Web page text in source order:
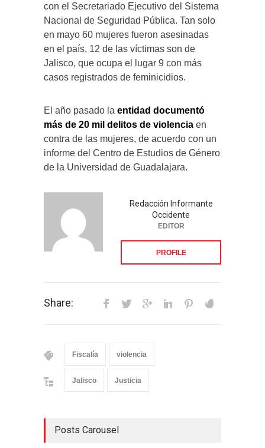
con el Secretariado Ejecutivo del Sistema
Nacional de Seguridad Pública. Tan solo
en mayo 60 mujeres fueron asesinadas
en el país, 12 de las víctimas son de
Jalisco, que ocupa el lugar 9 con más
casos registrados de feminicidios.
El año pasado la entidad documentó
más de 20 mil delitos de violencia en
contra de las mujeres, de acuerdo con un
informe del Centro de Estudios de Género
de la Universidad de Guadalajara.
Redacción Informante
Occidente
EDITOR
PROFILE
Share:
Fiscalía violencia
Jalisco Justicia
Posts Carousel